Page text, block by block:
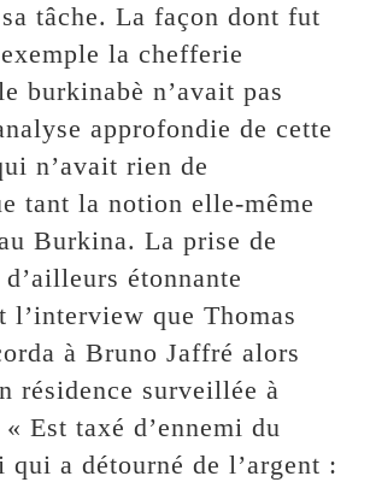
tâche. La façon dont fut
la chefferie
burkinabè n’avait pas
approfondie de cette
n’avait rien de
tant la notion elle-même
Burkina. La prise de
étonnante
l’interview que Thomas
à Bruno Jaffré alors
résidence surveillée à
Est taxé d’ennemi du
qui a détourné de l’argent :